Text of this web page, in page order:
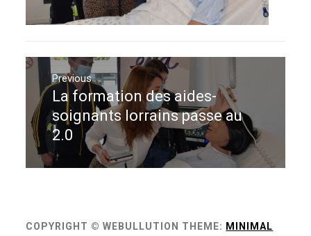
Navigation
de
l’article
Previous
Previous
post:
La formation des aides-
soignants lorrains passe au
2.0
COPYRIGHT © WEBULLUTION THEME: MINIMAL